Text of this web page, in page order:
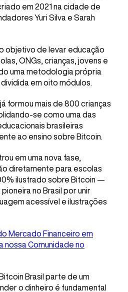
em 2021 na cidade de
Yuri Silva e Sarah
objetivo de levar educação
ONGs, crianças, jovens e
uma metodologia própria
dividida em oito módulos.
formou mais de 800 crianças
se como uma das
brasileiras
ao ensino sobre Bitcoin.
em uma nova fase,
diretamente para escolas
ilustrado sobre Bitcoin —
no Brasil por unir
acessível e ilustrações
Mercado Financeiro em
nossa Comunidade no
Brasil parte de um
o dinheiro é fundamental